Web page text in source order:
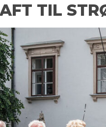
TIL